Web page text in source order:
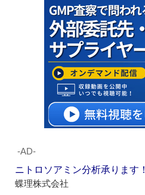
‐AD‐
ニトロソアミン分析承りま
蝶理株式会社